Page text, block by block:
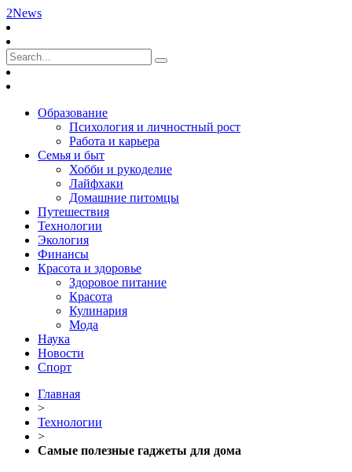
2News
Образование
Психология и личностный рост
Работа и карьера
Семья и быт
Хобби и рукоделие
Лайфхаки
Домашние питомцы
Путешествия
Технологии
Экология
Финансы
Красота и здоровье
Здоровое питание
Красота
Кулинария
Мода
Наука
Новости
Спорт
Главная
>
Технологии
>
Самые полезные гаджеты для дома